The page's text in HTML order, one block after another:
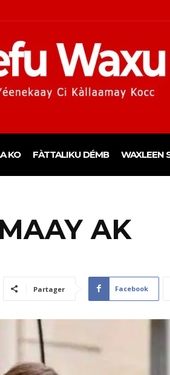
KO FÀTTALIKU DÉMB WAXLEEN
AK
Partager Facebook